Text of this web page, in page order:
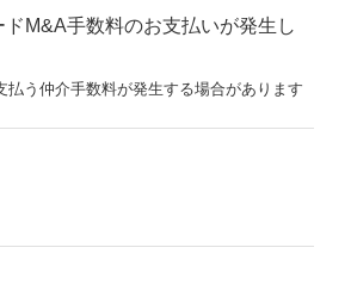
ドM&A手数料のお支払いが発生し
う仲介手数料が発生する場合があります